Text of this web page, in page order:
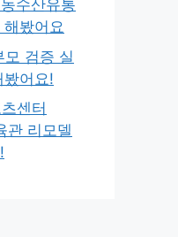
수산유통
봤어요
검증 실
어요!
센터
관 리모델